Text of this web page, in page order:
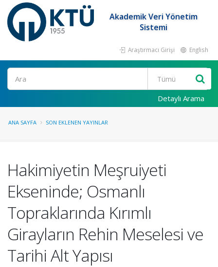
Akademik Veri Yönetim
Sistemi
Araştırmacı Girişi English
Ara
Detaylı Arama
ANA SAYFA SON EKLENEN YAYINLAR
Hakimiyetin Meşruiyeti
Ekseninde; Osmanlı
Topraklarında Kırımlı
Girayların Rehin Meselesi ve
Tarihi Alt Yapısı